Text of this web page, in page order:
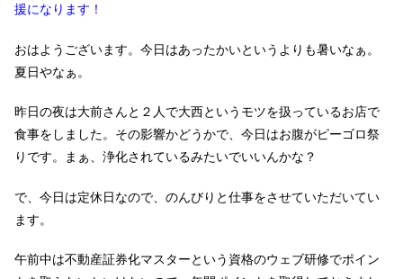
援になります！
おはようございます。今日はあったかいというよりも暑いなぁ。
夏日やなぁ。
昨日の夜は大前さんと２人で大西というモツを扱っているお店で
食事をしました。その影響かどうかで、今日はお腹がピーゴロ祭
りです。まぁ、浄化されているみたいでいいんかな？
で、今日は定休日なので、のんびりと仕事をさせていただいてい
ます。
午前中は不動産証券化マスターという資格のウェブ研修でポイン